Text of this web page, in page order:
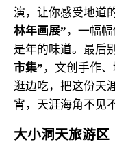
演，让你感受地道
林年画展” ，一幅
是年的味道。 最后
市集” ，文创手作
逛边吃，把这份天
宵，天涯海角不见
大小洞天旅游区